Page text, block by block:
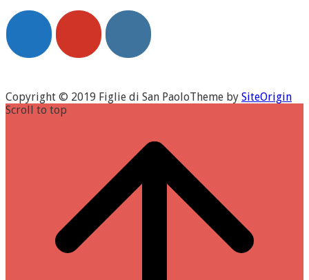
Copyright © 2019 Figlie di San PaoloTheme by SiteOrigin
Scroll to top